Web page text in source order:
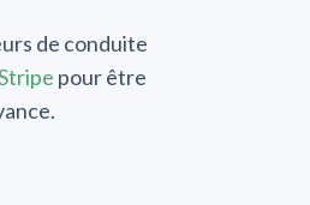
de conduite
pour être